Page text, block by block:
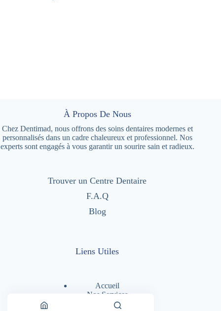
À Propos De Nous
Chez Dentimad, nous offrons des soins dentaires modernes et
personnalisés dans un cadre chaleureux et professionnel. Nos
experts sont engagés à vous garantir un sourire sain et radieux.
Trouver un Centre Dentaire
F.A.Q
Blog
Liens Utiles
Accueil
Nos Services
Nos Centres Dentaires